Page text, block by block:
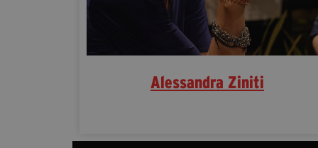
Alessandra Ziniti